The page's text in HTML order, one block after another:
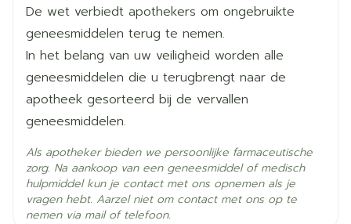
anticonceptiemethoden.
Behoud
Kamertemperatuur (15°C -
25°C)
De wet verbiedt apothekers om ongebruikte
geneesmiddelen terug te nemen.
In het belang van uw veiligheid worden alle
geneesmiddelen die u terugbrengt naar de
apotheek gesorteerd bij de vervallen
geneesmiddelen.
Als apotheker bieden we persoonlijke farmaceutische
zorg. Na aankoop van een geneesmiddel of medisch
hulpmiddel kun je contact met ons opnemen als je
vragen hebt. Aarzel niet om contact met ons op te
nemen via mail of telefoon.